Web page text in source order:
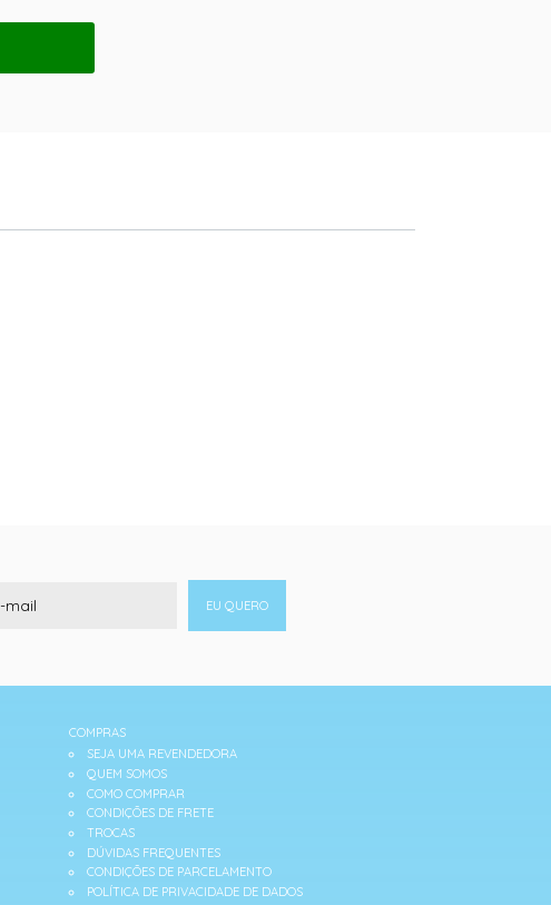
EU QUERO
COMPRAS
SEJA UMA REVENDEDORA
QUEM SOMOS
COMO COMPRAR
CONDIÇÕES DE FRETE
TROCAS
DÚVIDAS FREQUENTES
CONDIÇÕES DE PARCELAMENTO
POLÍTICA DE PRIVACIDADE DE DADOS